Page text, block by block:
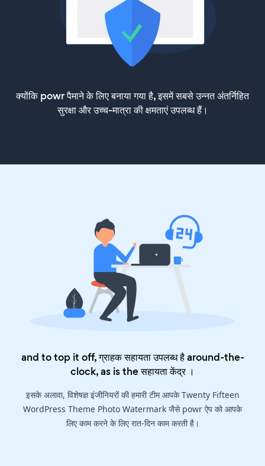
क्योंकि powr पैमाने के लिए बनाया गया है, इसमें सबसे उन्नत अंतर्निहित
सुरक्षा और उच्च-मात्रा की क्षमताएं उपलब्ध हैं।
and to top it off, ग्राहक सहायता उपलब्ध है around-the-
clock, as is theसहायता केंद्र।
इसके अलावा, विशेषज्ञ इंजीनियरों की हमारी टीम आपके Twenty Fifteen
WordPress Theme Photo Watermark जैसे powr ऐप को आपके
लिए काम करने के लिए रात-दिन काम करती है।